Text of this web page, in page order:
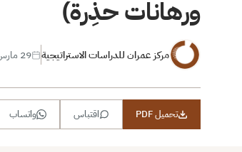
ورهانات حذِرة)
مركز عمران للدراسات الاستراتيجية 29 مارس 2025
تحميل PDF اقتباس واتساب